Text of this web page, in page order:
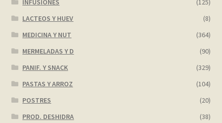
INFUSIONES
(125)
LACTEOS Y HUEV
(8)
MEDICINA Y NUT
(364)
MERMELADAS Y D
(90)
PANIF. Y SNACK
(329)
PASTAS Y ARROZ
(104)
POSTRES
(20)
PROD. DESHIDRA
(38)